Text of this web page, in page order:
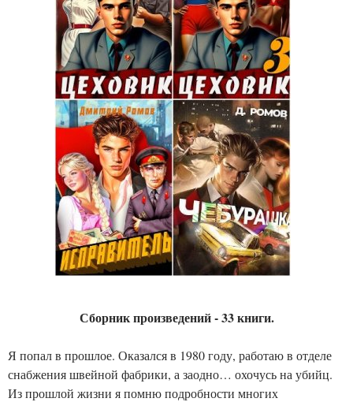
Сборник произведений - 33 книги.
Я попал в прошлое. Оказался в 1980 году, работаю в отделе
снабжения швейной фабрики, а заодно… охочусь на убийц.
Из прошлой жизни я помню подробности многих